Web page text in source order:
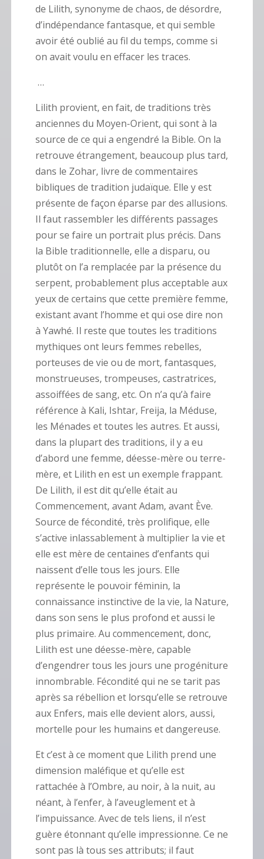
de Lilith, synonyme de chaos, de désordre,
d’indépendance fantasque, et qui semble
avoir été oublié au fil du temps, comme si
on avait voulu en effacer les traces.
…
Lilith provient, en fait, de traditions très
anciennes du Moyen-Orient, qui sont à la
source de ce qui a engendré la Bible. On la
retrouve étrangement, beaucoup plus tard,
dans le Zohar, livre de commentaires
bibliques de tradition judaïque. Elle y est
présente de façon éparse par des allusions.
Il faut rassembler les différents passages
pour se faire un portrait plus précis. Dans
la Bible traditionnelle, elle a disparu, ou
plutôt on l’a remplacée par la présence du
serpent, probablement plus acceptable aux
yeux de certains que cette première femme,
existant avant l’homme et qui ose dire non
à Yawhé. Il reste que toutes les traditions
mythiques ont leurs femmes rebelles,
porteuses de vie ou de mort, fantasques,
monstrueuses, trompeuses, castratrices,
assoiffées de sang, etc. On n’a qu’à faire
référence à Kali, Ishtar, Freija, la Méduse,
les Ménades et toutes les autres. Et aussi,
dans la plupart des traditions, il y a eu
d’abord une femme, déesse-mère ou terre-
mère, et Lilith en est un exemple frappant.
De Lilith, il est dit qu’elle était au
Commencement, avant Adam, avant Ève.
Source de fécondité, très prolifique, elle
s’active inlassablement à multiplier la vie et
elle est mère de centaines d’enfants qui
naissent d’elle tous les jours. Elle
représente le pouvoir féminin, la
connaissance instinctive de la vie, la Nature,
dans son sens le plus profond et aussi le
plus primaire. Au commencement, donc,
Lilith est une déesse-mère, capable
d’engendrer tous les jours une progéniture
innombrable. Fécondité qui ne se tarit pas
après sa rébellion et lorsqu’elle se retrouve
aux Enfers, mais elle devient alors, aussi,
mortelle pour les humains et dangereuse.
Et c’est à ce moment que Lilith prend une
dimension maléfique et qu’elle est
rattachée à l’Ombre, au noir, à la nuit, au
néant, à l’enfer, à l’aveuglement et à
l’impuissance. Avec de tels liens, il n’est
guère étonnant qu’elle impressionne. Ce ne
sont pas là tous ses attributs; il faut